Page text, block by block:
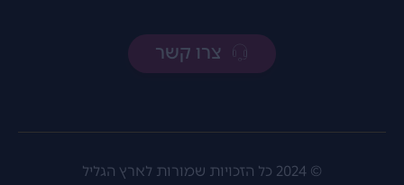
צרו קשר
© 2024 כל הזכויות שמורות לארץ הגליל